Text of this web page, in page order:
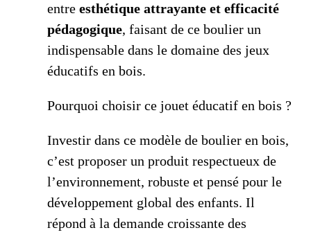
entre esthétique attrayante et efficacité
pédagogique, faisant de ce boulier un
indispensable dans le domaine des jeux
éducatifs en bois.
Pourquoi choisir ce jouet éducatif en bois ?
Investir dans ce modèle de boulier en bois,
c’est proposer un produit respectueux de
l’environnement, robuste et pensé pour le
développement global des enfants. Il
répond à la demande croissante des